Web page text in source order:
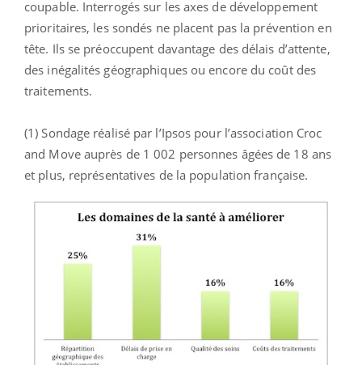
coupable. Interrogés sur les axes de développement
prioritaires, les sondés ne placent pas la prévention en
tête. Ils se préoccupent davantage des délais d’attente,
des inégalités géographiques ou encore du coût des
traitements.
(1) Sondage réalisé par l’Ipsos pour l’association Croc
and Move auprès de 1 002 personnes âgées de 18 ans
et plus, représentatives de la population française.